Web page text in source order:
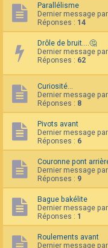
Parallélisme
Dernier message par
Réponses : 14
Drôle de bruit....🤔
Dernier message par
Réponses : 62
Curiosité...
Dernier message par
Réponses : 8
Pivots avant
Dernier message par
Réponses : 6
Couronne pont
Dernier message par
Réponses : 9
Bague bakélite
Dernier message par
Réponses : 1
Roulements avant
Dernier message par